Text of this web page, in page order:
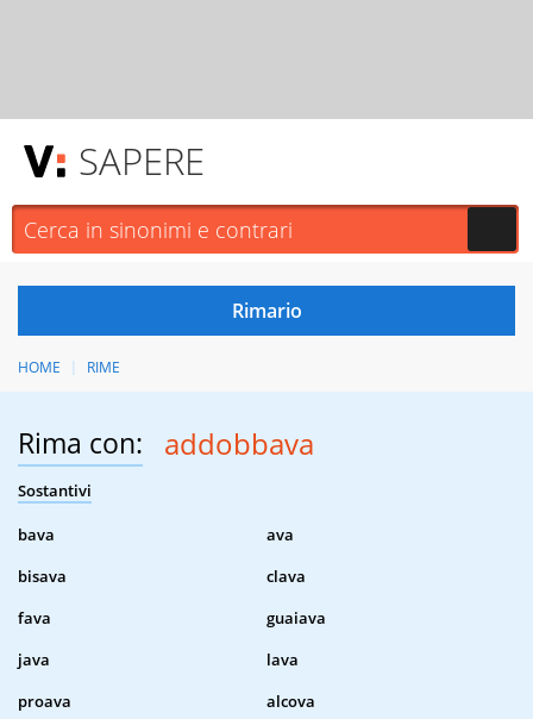
SAPERE
HOME RIME
Rima con: addobbava
Sostantivi
bava
ava
bisava
clava
fava
guaiava
java
lava
proava
alcova